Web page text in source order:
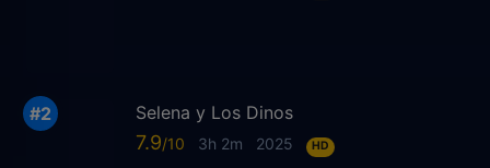
Selena y Los Dinos
7.9 3h 2m 2025 HD